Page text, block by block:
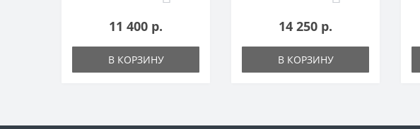
11 400 р.
В КОРЗИНУ
14 250 р.
В КОРЗИНУ